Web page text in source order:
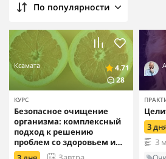
По популярности
Ксамата
4.71
28
КУРС
Безопасное очищение
организма: комплексный
подход к решению
проблем со здоровьем и
снижению веса
3
3